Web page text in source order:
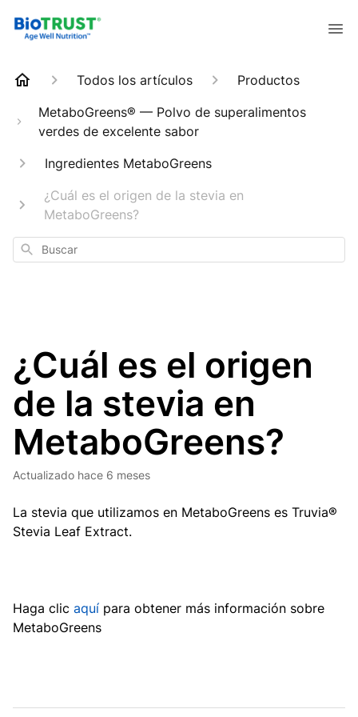
Todos los artículos
Productos
MetaboGreens® — Polvo de superalimentos
verdes de excelente sabor
Ingredientes MetaboGreens
¿Cuál es el origen de la stevia en
MetaboGreens?
Buscar
¿Cuál es el origen
de la stevia en
MetaboGreens?
Actualizado hace 6 meses
La stevia que utilizamos en MetaboGreens es Truvia®
Stevia Leaf Extract.
Haga clic aquí para obtener más información sobre
MetaboGreens